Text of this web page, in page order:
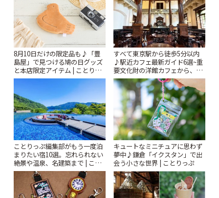
8月10日だけの限定品も♪「豊
島屋」で見つける鳩の日グッズ
と本店限定アイテム | ことりっ
ぷ
すべて東京駅から徒歩5分以内
♪駅近カフェ最新ガイド6選~重
要文化財の洋館カフェから、改
札すぐのレトロ喫茶まで~ | こと
りっぷ
ことりっぷ編集部がもう一度泊
まりたい宿10選。忘れられない
絶景や温泉、名建築まで | こと
りっぷ
キュートなミニチュアに思わず
夢中♪鎌倉「イクスタン」で出
会う小さな世界 | ことりっぷ